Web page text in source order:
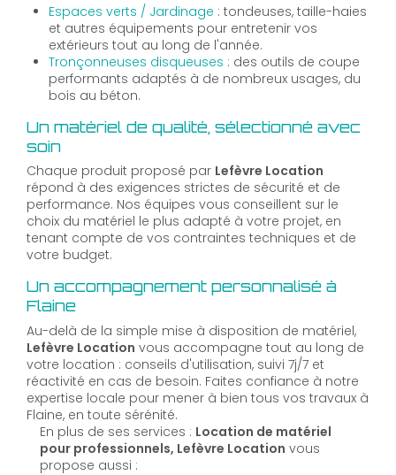
Espaces verts / Jardinage : tondeuses, taille-haies
et autres équipements pour entretenir vos
extérieurs tout au long de l'année.
Tronçonneuses disqueuses : des outils de coupe
performants adaptés à de nombreux usages, du
bois au béton.
Un matériel de qualité, sélectionné avec
soin
Chaque produit proposé par Lefèvre Location
répond à des exigences strictes de sécurité et de
performance. Nos équipes vous conseillent sur le
choix du matériel le plus adapté à votre projet, en
tenant compte de vos contraintes techniques et de
votre budget.
Un accompagnement personnalisé à
Flaine
Au-delà de la simple mise à disposition de matériel,
Lefèvre Location vous accompagne tout au long de
votre location : conseils d'utilisation, suivi 7j/7 et
réactivité en cas de besoin. Faites confiance à notre
expertise locale pour mener à bien tous vos travaux à
Flaine, en toute sérénité.
En plus de ses services : Location de matériel
pour professionnels, Lefèvre Location vous
propose aussi :